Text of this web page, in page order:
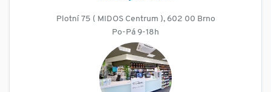
Plotní 75 ( MIDOS Centrum ), 602 00 Brno
Po-Pá 9-18h